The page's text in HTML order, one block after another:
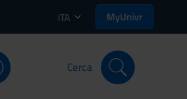
ITA MyUnivr
Cerca